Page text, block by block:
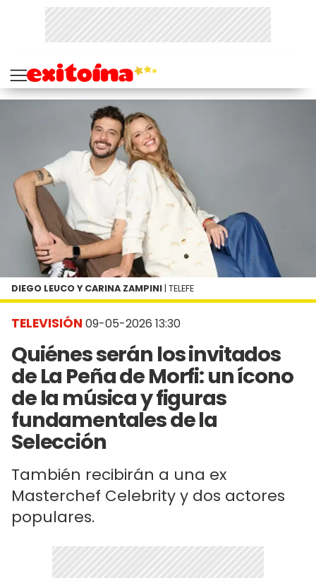
TELEVISIÓN 09-05-2026 13:30
Quiénes serán los invitados
de La Peña de Morfi: un ícono
de la música y figuras
fundamentales de la
Selección
También recibirán a una ex
Masterchef Celebrity y dos actores
populares.
DIEGO LEUCO Y CARINA ZAMPINI | TELEFE